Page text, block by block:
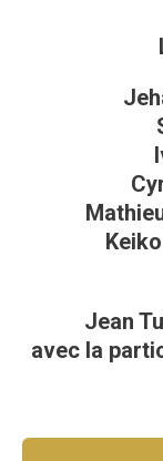
Jean
avec la